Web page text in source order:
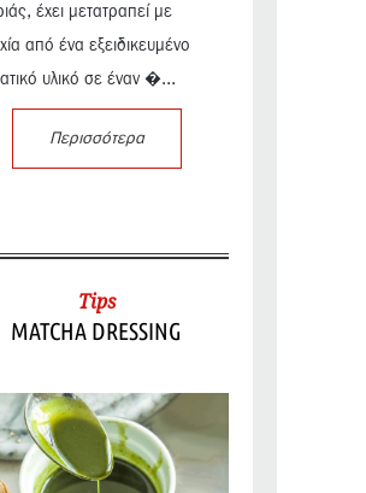
έχει μετατραπεί με
από ένα εξειδικευμένο
υλικό σε έναν �...
Περισσότερα
Tips
MATCHA DRESSING